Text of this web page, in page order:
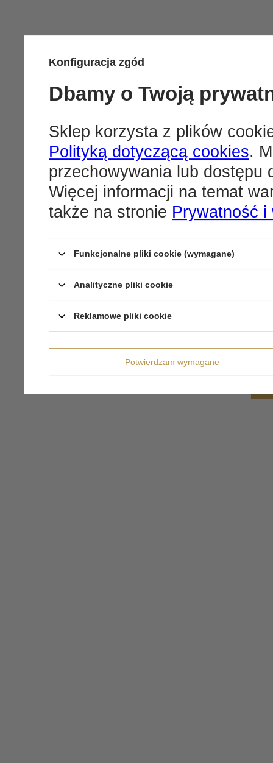
Konfiguracja zgód
Dbamy o Twoją
Sklep korzysta z plików
Polityką dotyczącą cookies.
przechowywania lub dostępu
Więcej informacji na temat
także na stronie Prywatność i
Funkcjonalne pliki cookie (wymagane)
Analityczne pliki cookie
Reklamowe pliki cookie
Potwierdzam wymagane